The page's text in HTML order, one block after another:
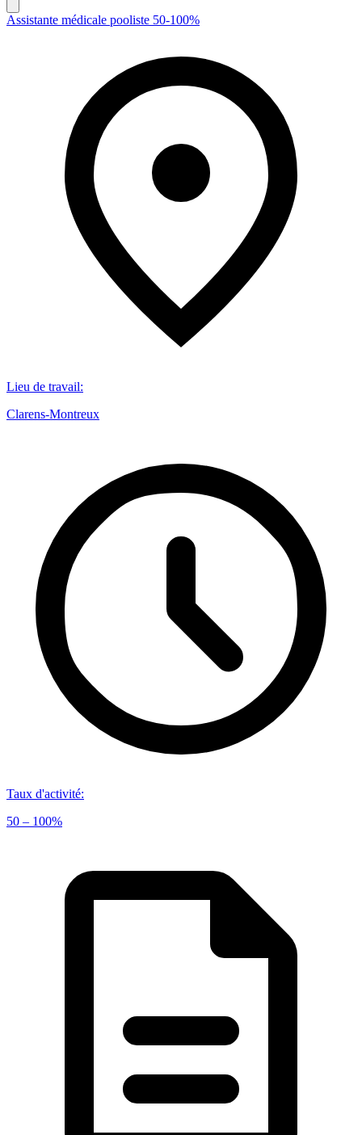
Assistante médicale pooliste 50-100%
Lieu de travail:
Clarens-Montreux
Taux d'activité:
50 – 100%